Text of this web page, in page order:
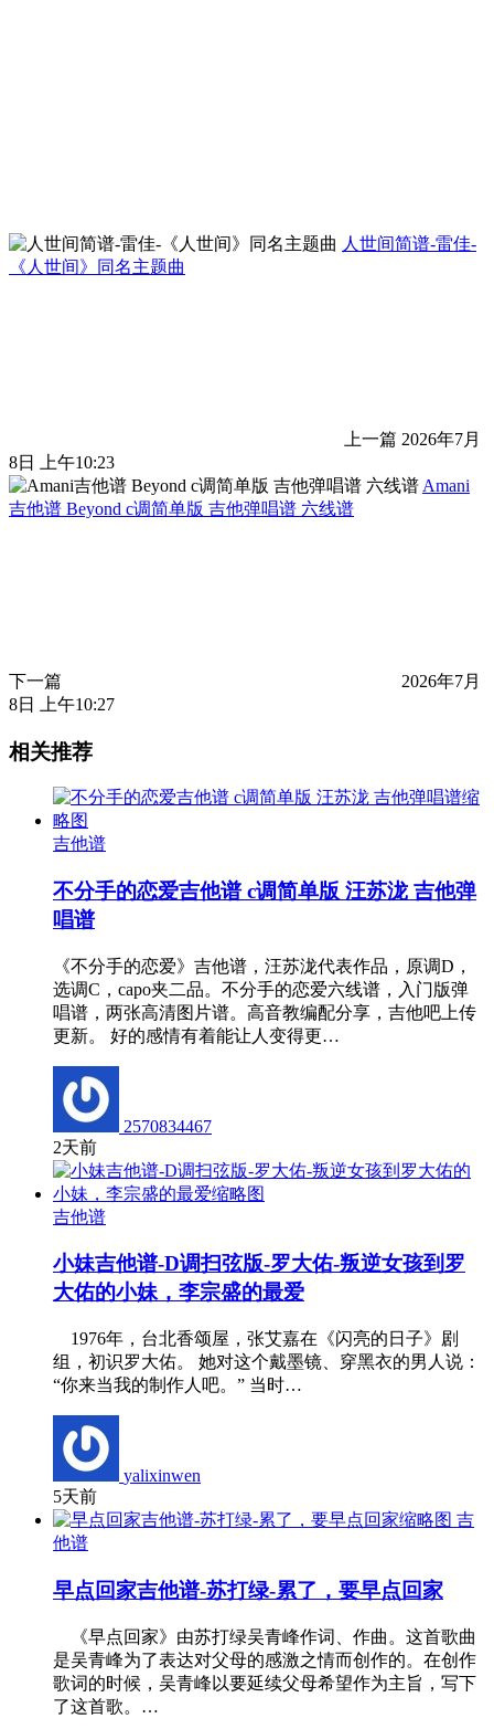
人世间简谱-雷佳-
《人世间》同名主题曲
上一篇 2026年7月
8日 上午10:23
Amani
吉他谱 Beyond c调简单版 吉他弹唱谱 六线谱
下一篇
2026年7月
8日 上午10:27
相关推荐
吉他谱
不分手的恋爱吉他谱 c调简单版 汪苏泷 吉他弹
唱谱
《不分手的恋爱》吉他谱，汪苏泷代表作品，原调D，
选调C，capo夹二品。不分手的恋爱六线谱，入门版弹
唱谱，两张高清图片谱。高音教编配分享，吉他吧上传
更新。 好的感情有着能让人变得更…
2570834467
2天前
吉他谱
小妹吉他谱-D调扫弦版-罗大佑-叛逆女孩到罗
大佑的小妹，李宗盛的最爱
1976年，台北香颂屋，张艾嘉在《闪亮的日子》剧
组，初识罗大佑。 她对这个戴墨镜、穿黑衣的男人说：
“你来当我的制作人吧。” 当时…
yalixinwen
5天前
吉
他谱
早点回家吉他谱-苏打绿-累了，要早点回家
《早点回家》由苏打绿吴青峰作词、作曲。这首歌曲
是吴青峰为了表达对父母的感激之情而创作的。在创作
歌词的时候，吴青峰以要延续父母希望作为主旨，写下
了这首歌。…